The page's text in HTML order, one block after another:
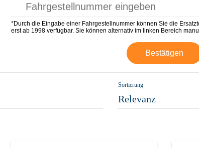
*Durch die Eingabe einer Fahrgestellnummer können Sie die
erst ab 1998 verfügbar. Sie können alternativ im linken Bereich
Bestätigen
Sortierung
Relevanz